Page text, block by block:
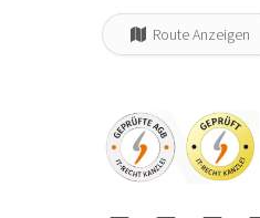
Route Anzeigen